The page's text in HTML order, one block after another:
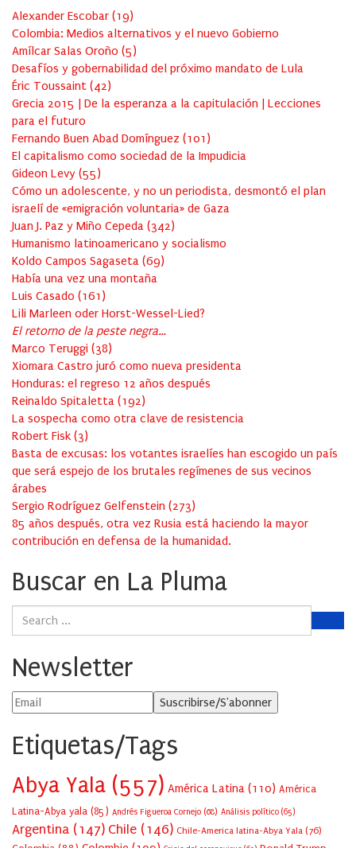
Alexander Escobar (19)
Colombia: Medios alternativos y el nuevo Gobierno
Amílcar Salas Oroño (5)
Desafíos y gobernabilidad del próximo mandato de Lula
Éric Toussaint (42)
Grecia 2015 | De la esperanza a la capitulación | Lecciones
para el futuro
Fernando Buen Abad Domínguez (101 )
El capitalismo como sociedad de la Impudicia
Gideon Levy (55)
Cómo un adolescente, y no un periodista, desmontó el plan
israelí de «emigración voluntaria» de Gaza
Juan J. Paz y Miño Cepeda (342)
Humanismo latinoamericano y socialismo
Koldo Campos Sagaseta (69)
Había una vez una montaña
Luis Casado (161 )
Lili Marleen oder Horst-Wessel-Lied?
El retorno de la peste negra…
Marco Teruggi (38)
Xiomara Castro juró como nueva presidenta
Honduras: el regreso 12 años después
Reinaldo Spitaletta (192)
La sospecha como otra clave de resistencia
Robert Fisk (3)
Basta de excusas: los votantes israelíes han escogido un país
que será espejo de los brutales regímenes de sus vecinos
árabes
Sergio Rodríguez Gelfenstein (273)
85 años después, otra vez Rusia está haciendo la mayor
contribución en defensa de la humanidad.
Buscar en La Pluma
Newsletter
Etiquetas/Tags
Abya Yala (557) América Latina (110) América
Latina-Abya yala (85) Andrés Figueroa Cornejo (68) Análisis político (65)
Argentina (147) Chile (146) Chile-America latina-Abya Yala (76)